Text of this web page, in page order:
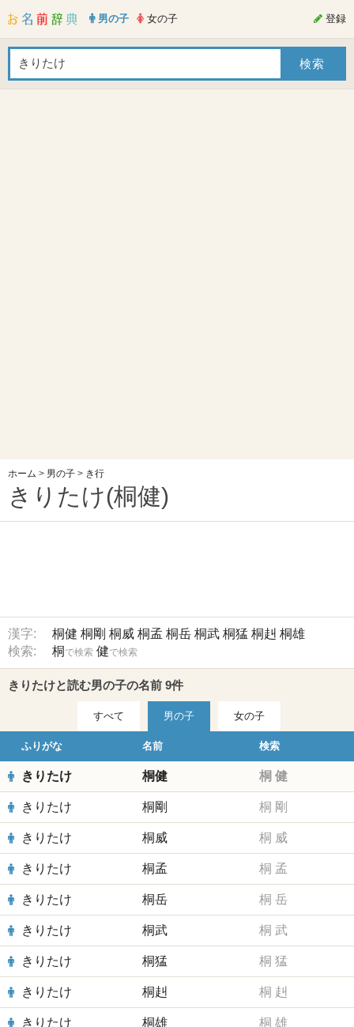
男の子 女の子 登録
ホーム > 男の子 > き行
きりたけ(桐健)
漢字: 桐健 桐剛 桐威 桐孟 桐岳 桐武 桐猛 桐赳 桐雄
検索:
桐 で検索 健で検索
きりたけと読む男の子の名前 9件
すべて 男の子 女の子
ふりがな 名前 検索
きりたけ 桐健 桐 健
きりたけ 桐剛 桐 剛
きりたけ 桐威 桐 威
きりたけ 桐孟 桐 孟
きりたけ 桐岳 桐 岳
きりたけ 桐武 桐 武
きりたけ 桐猛 桐 猛
きりたけ 桐赳 桐 赳
きりたけ 桐雄 桐 雄